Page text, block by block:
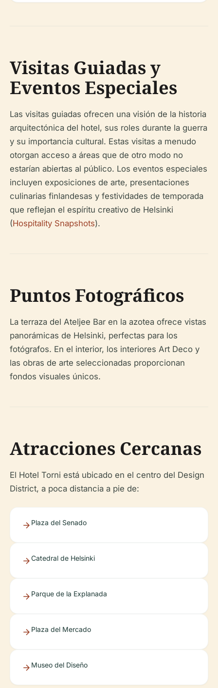
Visitas Guiadas y
Eventos Especiales
Las visitas guiadas ofrecen una visión de la historia
arquitectónica del hotel, sus roles durante la guerra
y su importancia cultural. Estas visitas a menudo
otorgan acceso a áreas que de otro modo no
estarían abiertas al público. Los eventos especiales
incluyen exposiciones de arte, presentaciones
culinarias finlandesas y festividades de temporada
que reflejan el espíritu creativo de Helsinki
(Hospitality Snapshots).
Puntos Fotográficos
La terraza del Ateljee Bar en la azotea ofrece vistas
panorámicas de Helsinki, perfectas para los
fotógrafos. En el interior, los interiores Art Deco y
las obras de arte seleccionadas proporcionan
fondos visuales únicos.
Atracciones Cercanas
El Hotel Torni está ubicado en el centro del Design
District, a poca distancia a pie de:
Plaza del Senado
Catedral de Helsinki
Parque de la Explanada
Plaza del Mercado
Museo del Diseño